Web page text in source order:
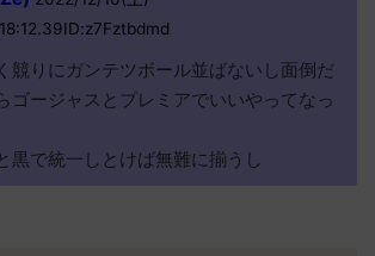
競りにガンテツボール並ばないし面倒だ
ゴージャスとプレミアでいいやってなっ
黒で統一しとけば無難に揃うし